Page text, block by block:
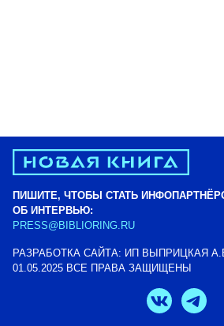
ПИШИТЕ, ЧТОБЫ СТАТЬ
ОБ ИНТЕРВЬЮ:
PRESS@BIBLIORING.RU
РАЗРАБОТКА САЙТА: ИП ВЫПРИЦКАЯ
01.05.2025 ВСЕ ПРАВА ЗАЩИЩЕНЫ